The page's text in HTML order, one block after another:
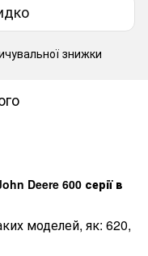
знижки
Deere 600 серії в
моделей, як: 620,